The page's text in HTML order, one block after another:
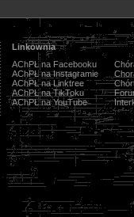
Linkownia
AChPŁ na Facebooku
AChPŁ na Instagramie
AChPŁ na Linktree
AChPŁ na TikToku
AChPŁ na YouTube